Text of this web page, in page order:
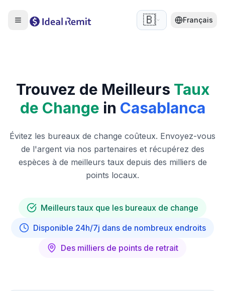
🇧🇪 Français
Trouvez de Meilleurs Taux
de Change in Casablanca
Évitez les bureaux de change coûteux. Envoyez-vous
de l'argent via nos partenaires et récupérez des
espèces à de meilleurs taux depuis des milliers de
points locaux.
Meilleurs taux que les bureaux de change
Disponible 24h/7j dans de nombreux endroits
Des milliers de points de retrait